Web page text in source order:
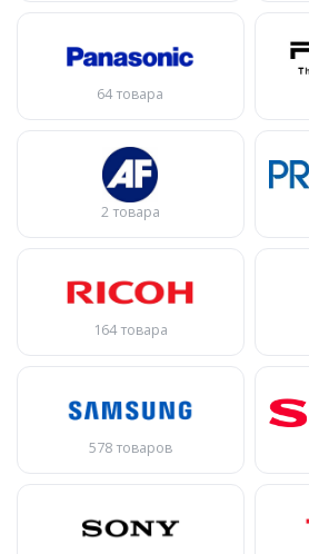
64 товара
2 товара
164 товара
578 товаров